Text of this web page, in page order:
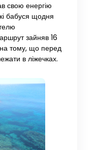
свою енергію
бабуся щодня
зайняв 16
тому, що перед
в ліжечках.